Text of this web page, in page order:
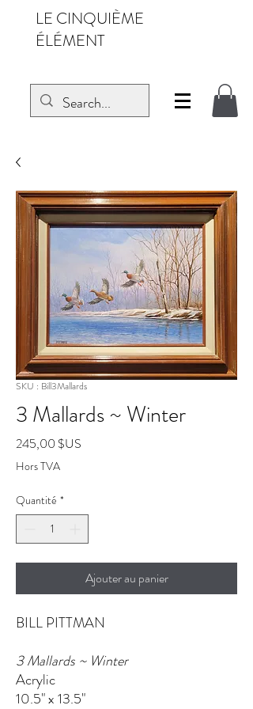
LE CINQUIÈME
ÉLÉMENT
SKU : Bill3Mallards
3 Mallards ~ Winter
245,00 $US
Hors TVA
Quantité *
Ajouter au panier
BILL PITTMAN
3 Mallards ~ Winter
Acrylic
10.5" x 13.5"